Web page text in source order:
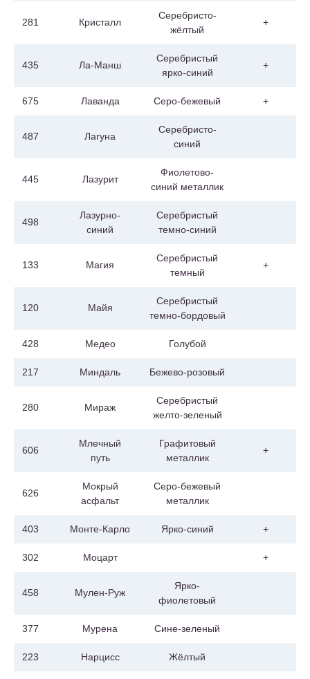
281 Кристалл
Cеребристо-
жёлтый
+
435 Ла-Манш
Серебристый
ярко-синий
+
675 Лаванда Серо-бежевый +
487 Лагуна
Серебристо-
синий
445 Лазурит
Фиолетово-
синий металлик
498
Лазурно-
синий
Серебристый
темно-синий
133 Магия
Серебристый
темный
+
120 Майя
Серебристый
темно-бордовый
428 Медео Голубой
217 Миндаль Бежево-розовый
280 Мираж
Серебристый
желто-зеленый
606
Млечный
путь
Графитовый
металлик
+
626
Мокрый
асфальт
Серо-бежевый
металлик
403 Монте-Карло Ярко-синий +
302 Моцарт +
458 Мулен-Руж
Ярко-
фиолетовый
377 Мурена Сине-зеленый
223 Нарцисс Жёлтый